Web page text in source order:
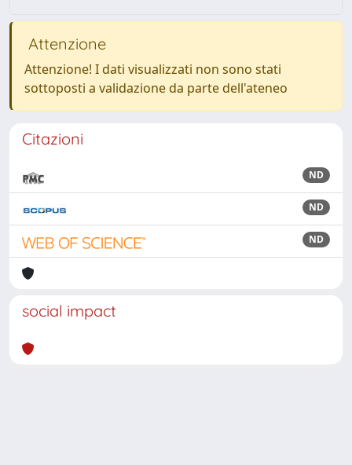
Attenzione
Attenzione! I dati visualizzati non sono stati
sottoposti a validazione da parte dell'ateneo
Citazioni
ND
ND
ND
social impact